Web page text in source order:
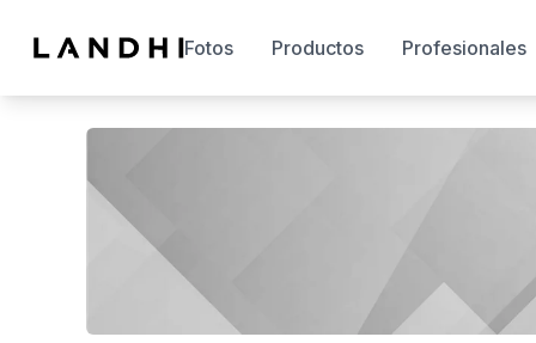
Fotos Productos Profesionales